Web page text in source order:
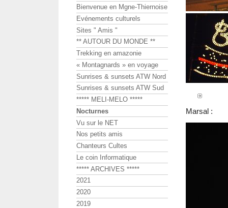
Marsal :
Bienvenue en Mgne-Thiernoise
Evénements culturels
Sites " Amis "
** AUTOUR DU MONDE **
Trekking en amazonie
« Montagnards » en voyage
Sunrises & sunsets ATW Nord
Sunrises & sunsets ATW Sud
***** MELI-MELO *****
Nocturnes
Vu sur le NET
Nos petits amis
Chanteurs Cultes
Le coin Informatique
***** ARCHIVES *****
2021
2020
2019